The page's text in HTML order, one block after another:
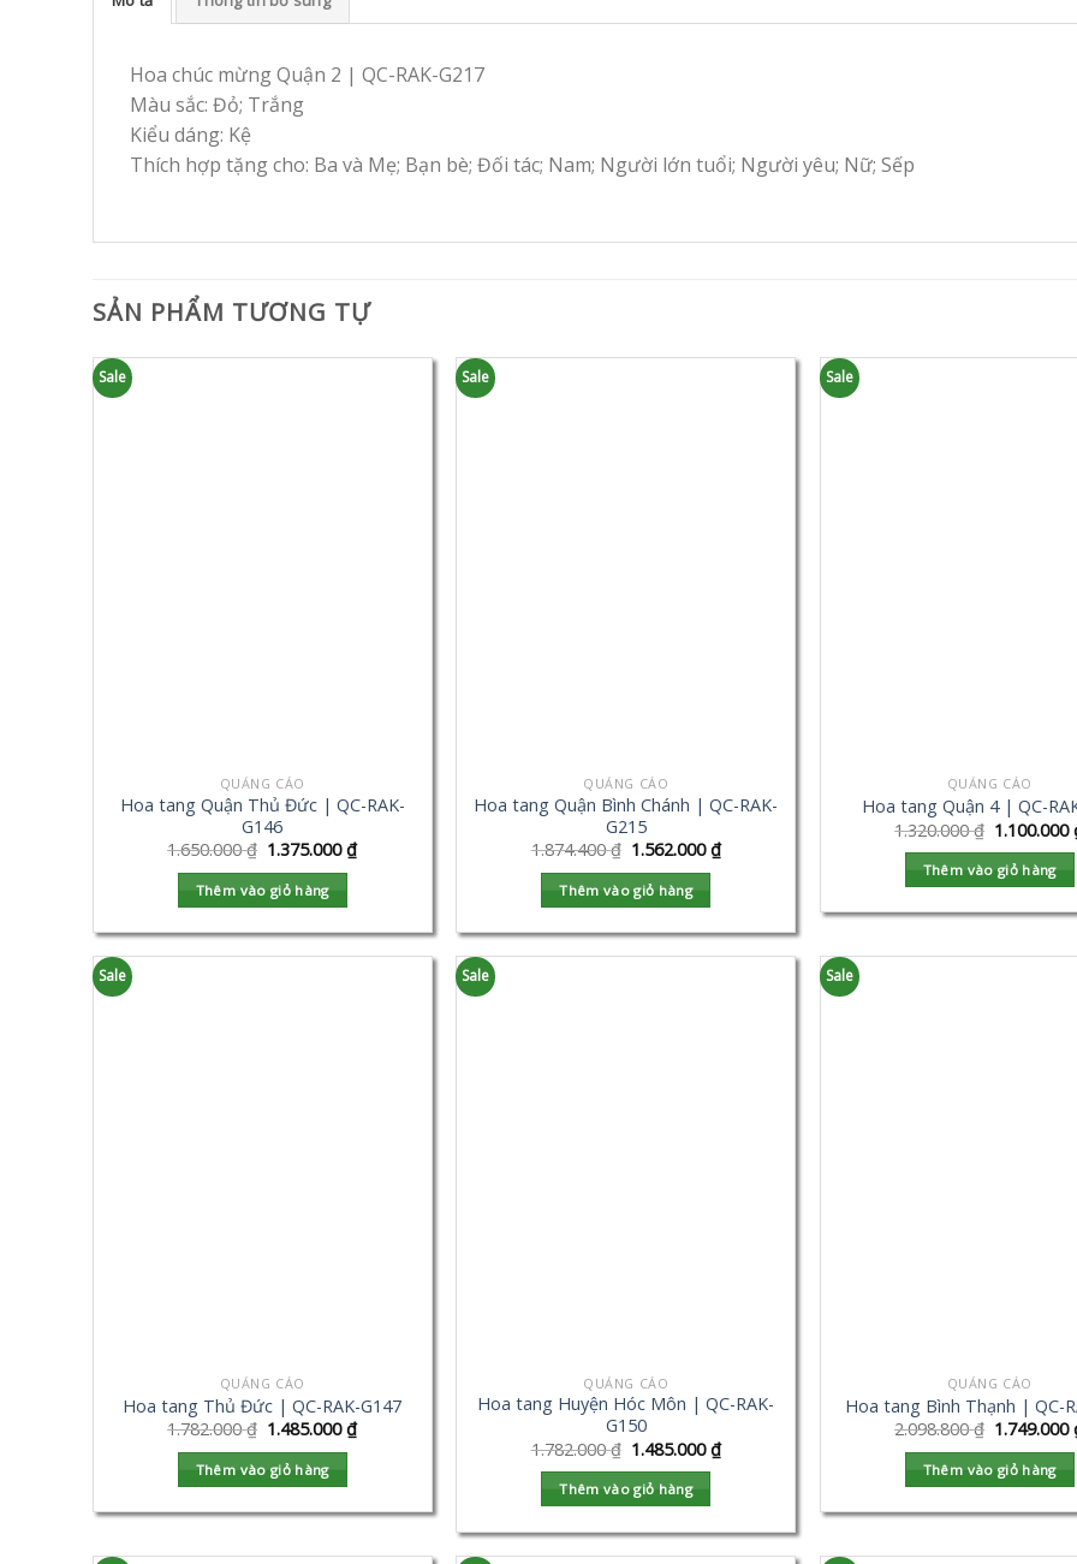
Hoa chúc mừng Quận 2 | QC-RAK-G217
Màu sắc: Đỏ; Trắng
Kiểu dáng: Kệ
Thích hợp tặng cho: Ba và Mẹ; Bạn bè; Đối tác; Nam; Người lớn tuổi; Người yêu; Nữ; Sếp
SẢN PHẨM TƯƠNG TỰ
Sale
QUẢNG CÁO
Hoa tang Quận Thủ Đức | QC-RAK-
G146
1.650.000₫ 1.375.000₫
Thêm vào giỏ hàng
Sale
QUẢNG CÁO
Hoa tang Quận Bình Chánh | QC-RAK-
G215
1.874.400₫ 1.562.000₫
Thêm vào giỏ hàng
Sale
QUẢNG CÁO
Hoa tang Quận 4 | QC-
1.320.000₫ 1.100.000
Thêm vào giỏ hàng
Sale
QUẢNG CÁO
Hoa tang Thủ Đức | QC-RAK-G147
1.782.000₫ 1.485.000₫
Thêm vào giỏ hàng
Sale
QUẢNG CÁO
Hoa tang Huyện Hóc Môn | QC-RAK-
G150
1.782.000₫ 1.485.000₫
Thêm vào giỏ hàng
Sale
QUẢNG CÁO
Hoa tang Bình Thạnh | QC-
2.098.800₫ 1.749.000
Thêm vào giỏ hàng